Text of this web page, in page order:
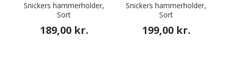
Snickers hammerholder,
Sort
189,00 kr.
Snickers hammerholder,
Sort
199,00 kr.